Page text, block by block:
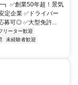
✅創業50年超！景気
定企業 ✅ドライバー
募可◎ ✅大型免許...
リーター歓迎
未経験者歓迎